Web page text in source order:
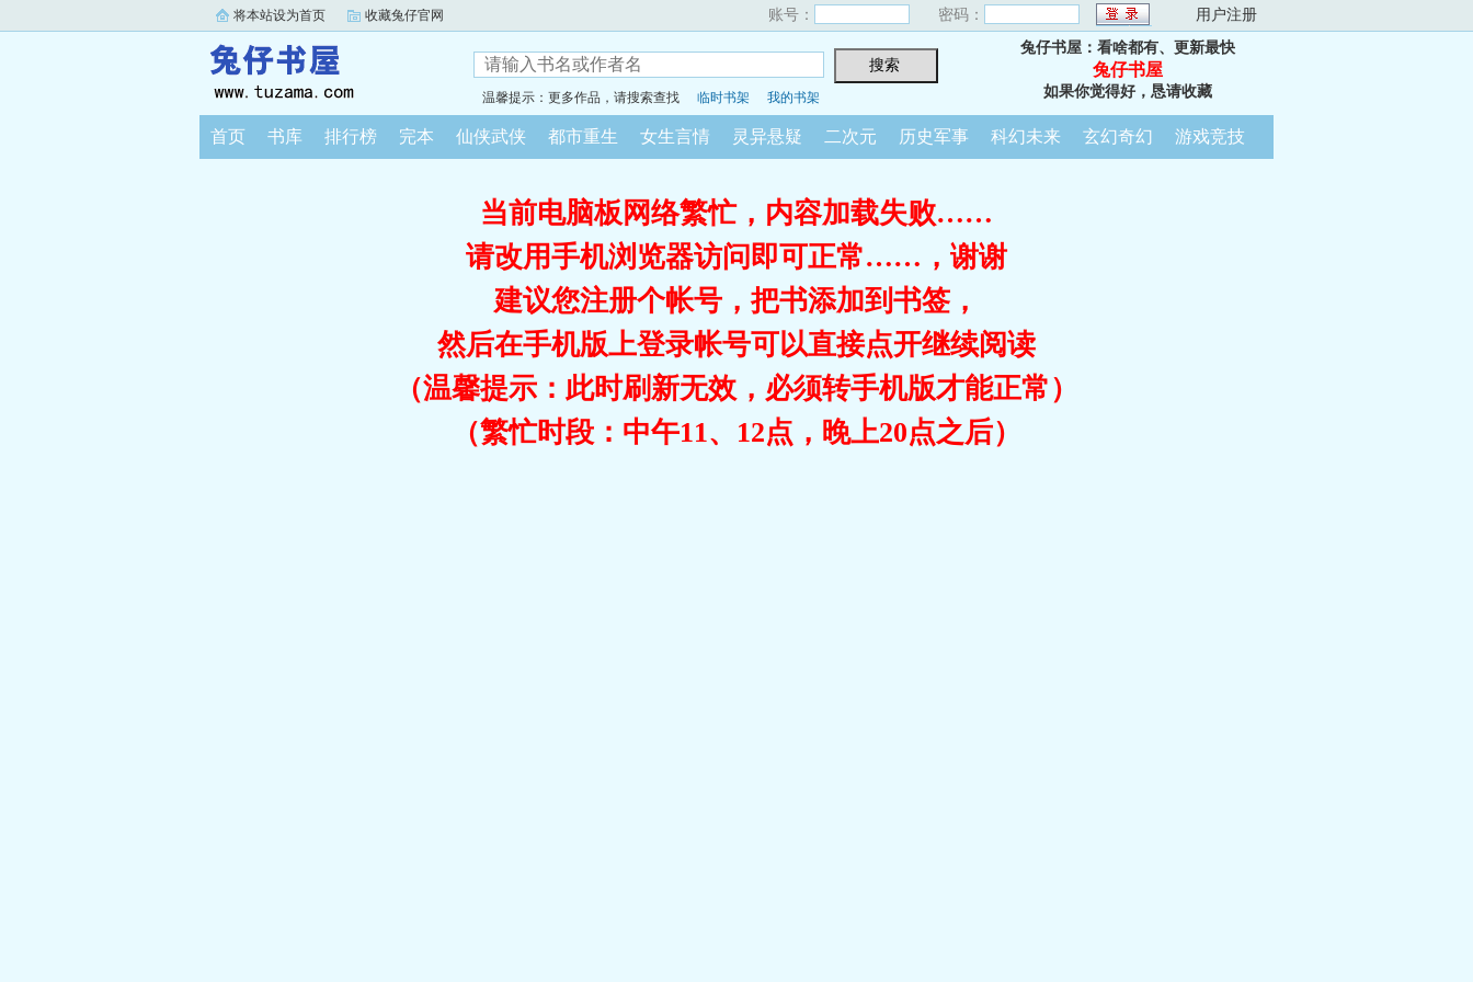
将本站设为首页 收藏兔仔官网 账号： 密码： 用户注册
温馨提示：更多作品，请搜索查找 临时书架 我的书架
兔仔书屋：看啥都有、更新最快
兔仔书屋
如果你觉得好，恳请收藏
首页 书库 排行榜 完本 仙侠武侠 都市重生 女生言情 灵异悬疑 二次元 历史军事 科幻未来 玄幻奇幻 游戏竞技
当前电脑板网络繁忙，内容加载失败……
请改用手机浏览器访问即可正常……，谢谢
建议您注册个帐号，把书添加到书签，
然后在手机版上登录帐号可以直接点开继续阅读
（温馨提示：此时刷新无效，必须转手机版才能正常）
（繁忙时段：中午11、12点，晚上20点之后）